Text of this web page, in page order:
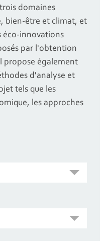
domaines
bien-être et climat, et
éco-innovations
par l'obtention
propose également
d'analyse et
tels que les
les approches